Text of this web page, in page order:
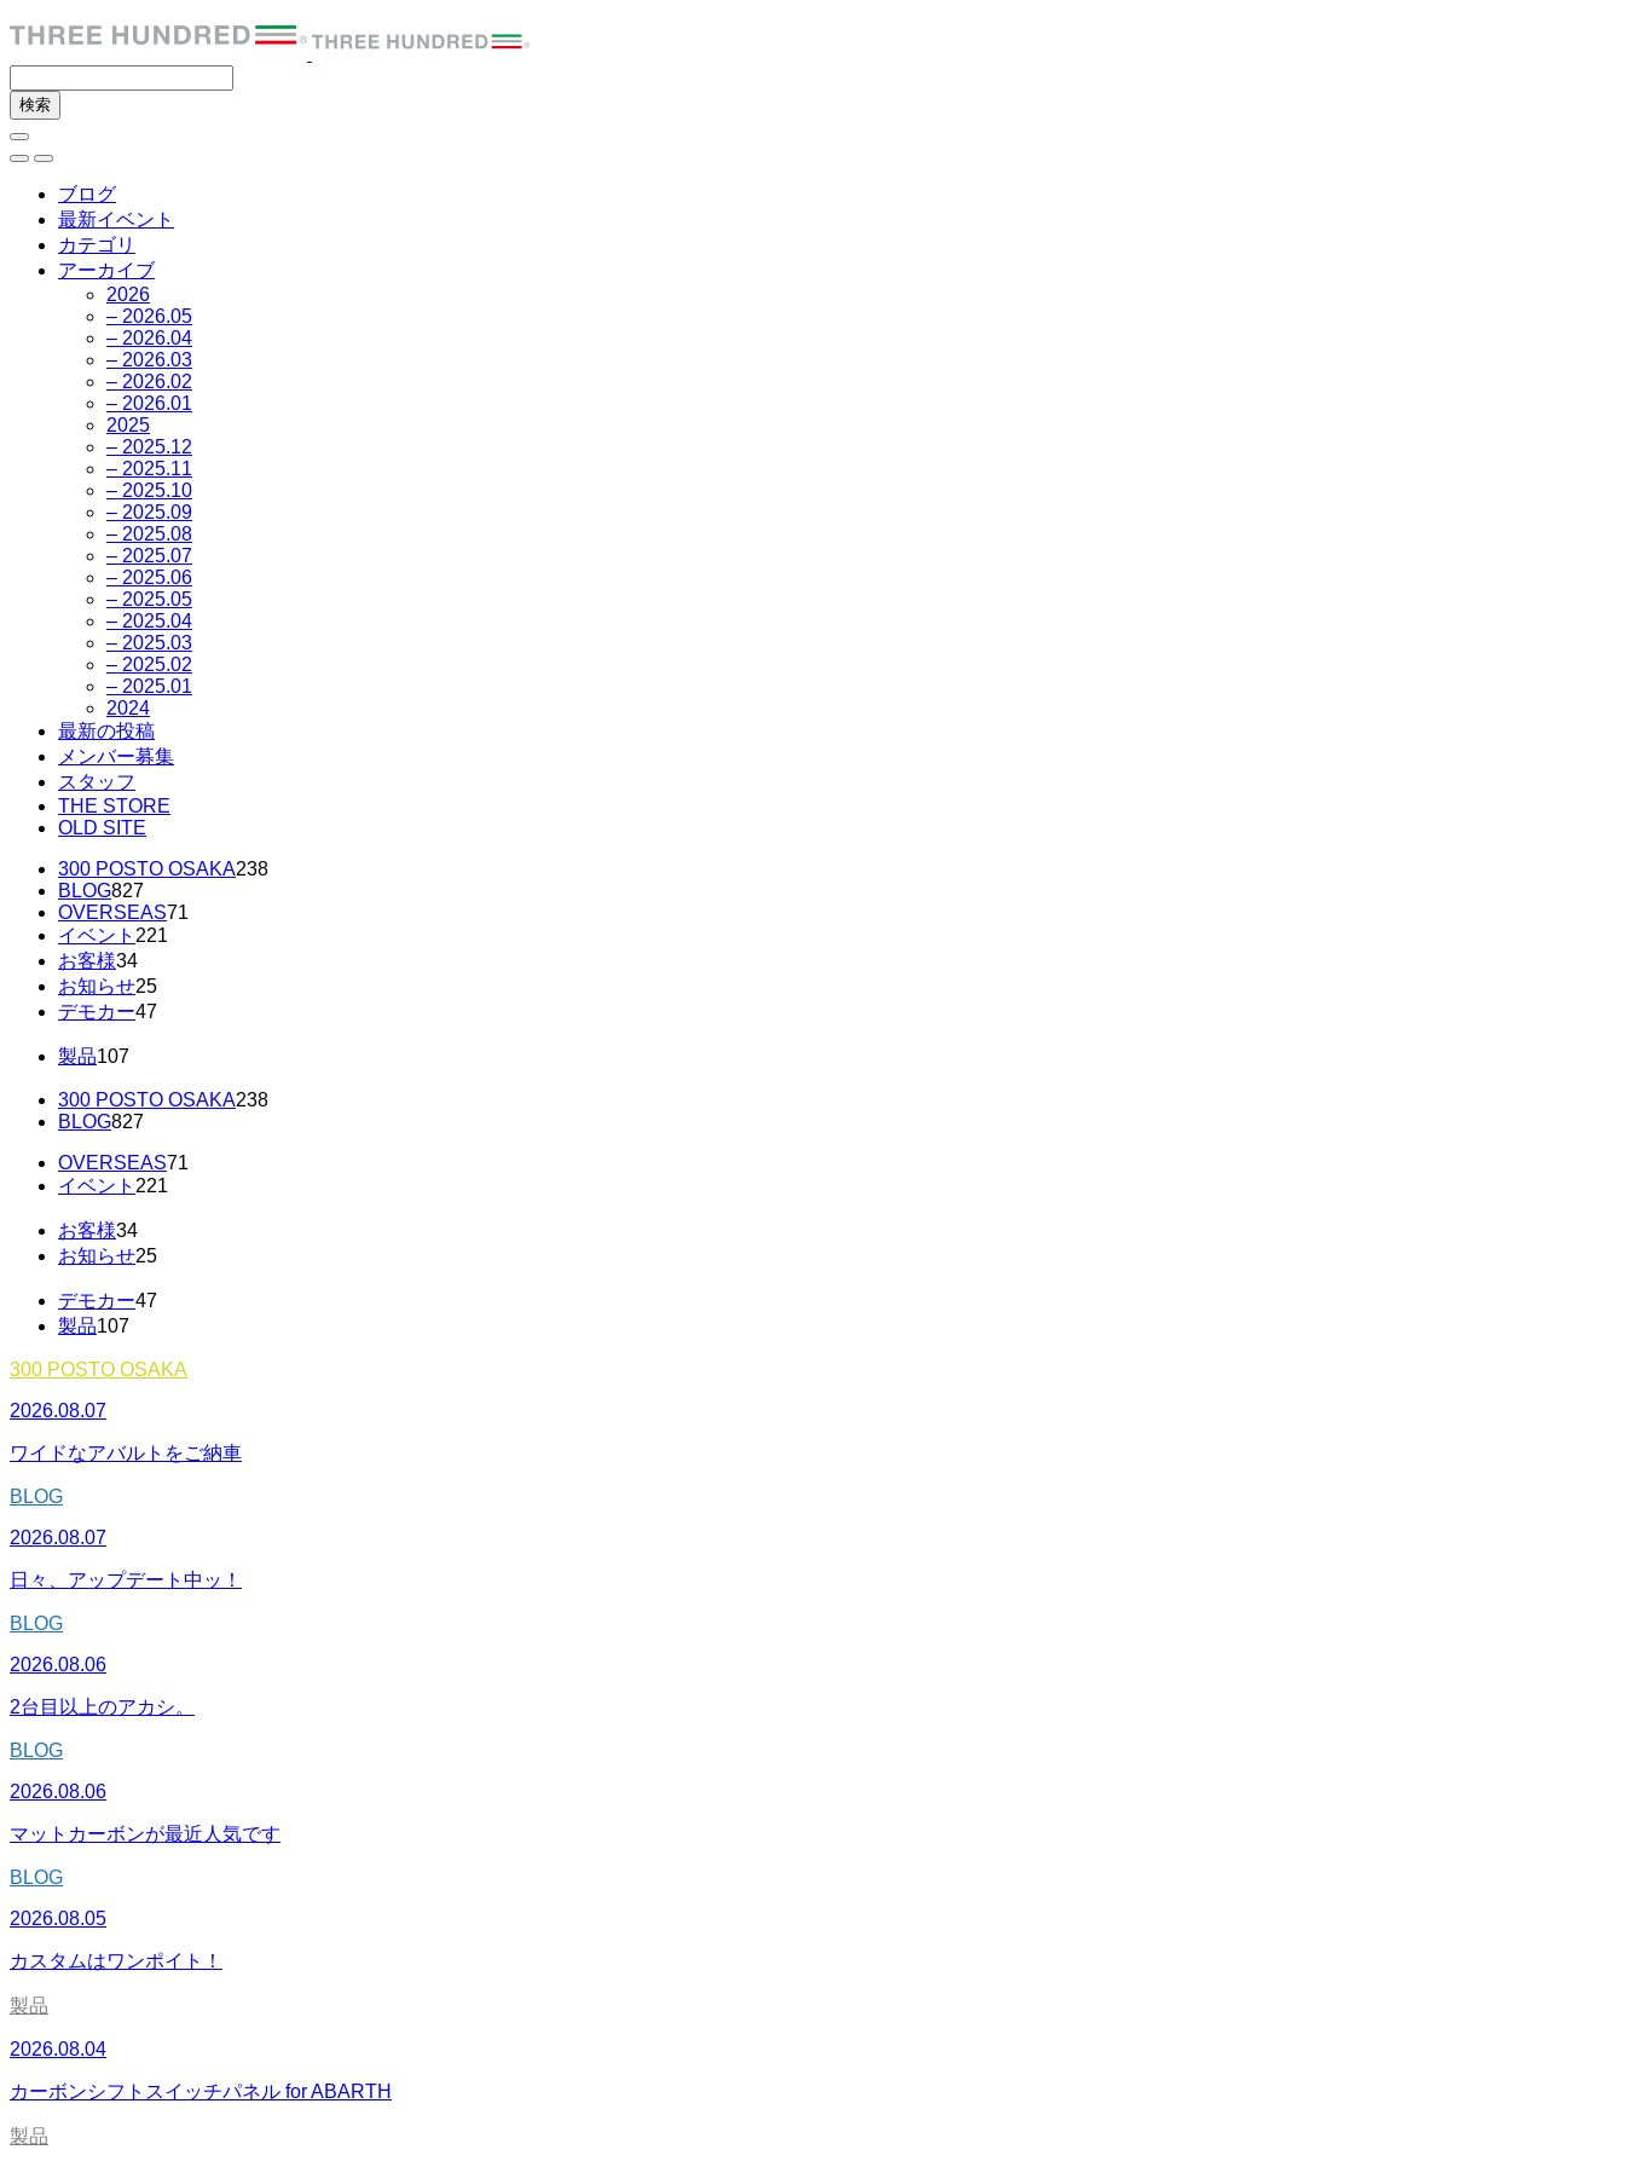
ブログ
最新イベント
カテゴリ
アーカイブ
2026
– 2026.05
– 2026.04
– 2026.03
– 2026.02
– 2026.01
2025
– 2025.12
– 2025.11
– 2025.10
– 2025.09
– 2025.08
– 2025.07
– 2025.06
– 2025.05
– 2025.04
– 2025.03
– 2025.02
– 2025.01
2024
最新の投稿
メンバー募集
スタッフ
THE STORE
OLD SITE
300 POSTO OSAKA238
BLOG827
OVERSEAS71
イベント 221
お客様34
お知らせ25
デモカー47
製品107
300 POSTO OSAKA238
BLOG827
OVERSEAS71
イベント 221
お客様34
お知らせ25
デモカー47
製品107
300 POSTO OSAKA
2026.08.07
ワイドなアバルトをご納車
BLOG
2026.08.07
日々、アップデート中ッ！
BLOG
2026.08.06
2台目以上のアカシ。
BLOG
2026.08.06
マットカーボンが最近人気です
BLOG
2026.08.05
カスタムはワンポイト！
製品
2026.08.04
カーボンシフトスイッチパネル for ABARTH
製品